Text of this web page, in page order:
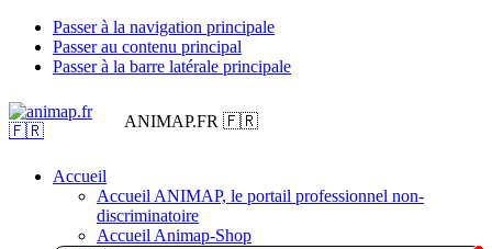
Passer à la navigation principale
Passer au contenu principal
Passer à la barre latérale principale
ANIMAP.FR 🇫🇷
Accueil
Accueil ANIMAP, le portail professionnel non-
discriminatoire
Accueil Animap-Shop